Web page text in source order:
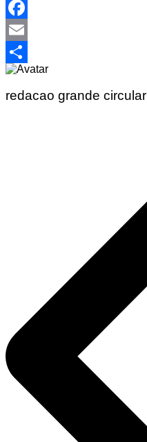
WhatsApp
Facebook
Email
Share
redacao grande circular